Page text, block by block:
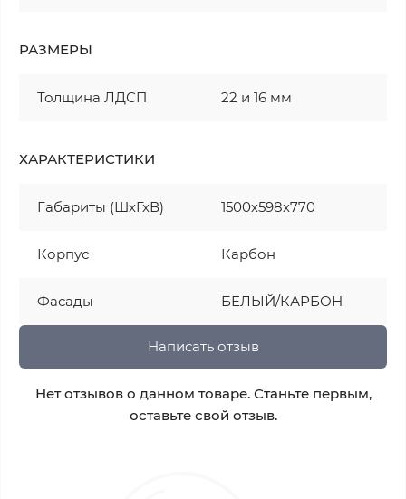
РАЗМЕРЫ
Толщина ЛДСП 22 и 16 мм
ХАРАКТЕРИСТИКИ
Габариты (ШхГхВ) 1500х598х770
Корпус Карбон
Фасады БЕЛЫЙ/КАРБОН
Написать отзыв
Нет отзывов о данном товаре. Станьте первым,
оставьте свой отзыв.